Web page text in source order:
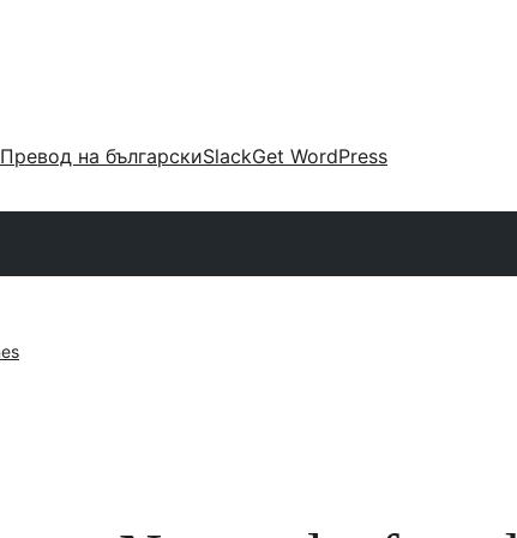
Превод на българскиSlackGet WordPress